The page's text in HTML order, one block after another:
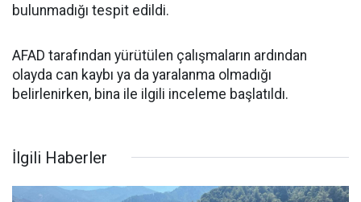
bulunmadığı tespit edildi.
AFAD tarafından yürütülen çalışmaların ardından
olayda can kaybı ya da yaralanma olmadığı
belirlenirken, bina ile ilgili inceleme başlatıldı.
İlgili Haberler